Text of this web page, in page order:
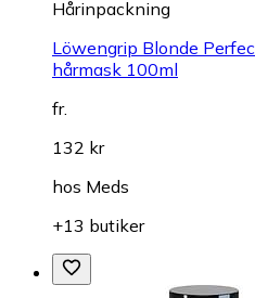
Hårinpackning
Löwengrip Blonde
hårmask 100ml
fr.
132 kr
hos Meds
+13 butiker